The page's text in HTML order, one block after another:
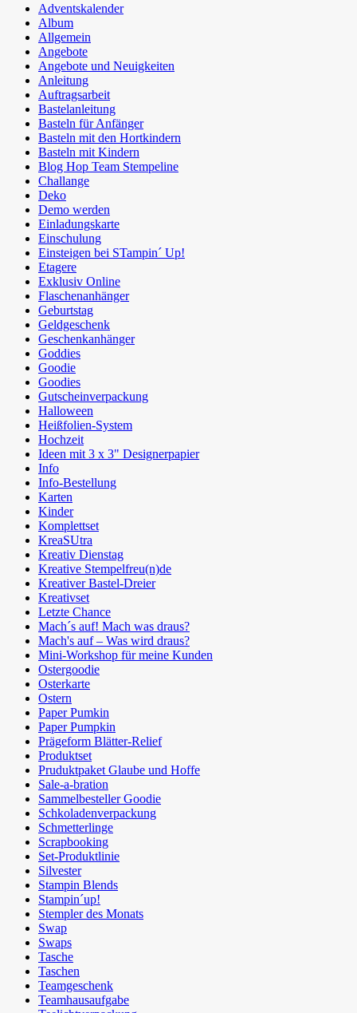
Adventskalender
Album
Allgemein
Angebote
Angebote und Neuigkeiten
Anleitung
Auftragsarbeit
Bastelanleitung
Basteln für Anfänger
Basteln mit den Hortkindern
Basteln mit Kindern
Blog Hop Team Stempeline
Challange
Deko
Demo werden
Einladungskarte
Einschulung
Einsteigen bei STampin´ Up!
Etagere
Exklusiv Online
Flaschenanhänger
Geburtstag
Geldgeschenk
Geschenkanhänger
Goddies
Goodie
Goodies
Gutscheinverpackung
Halloween
Heißfolien-System
Hochzeit
Ideen mit 3 x 3" Designerpapier
Info
Info-Bestellung
Karten
Kinder
Komplettset
KreaSUtra
Kreativ Dienstag
Kreative Stempelfreu(n)de
Kreativer Bastel-Dreier
Kreativset
Letzte Chance
Mach´s auf! Mach was draus?
Mach's auf – Was wird draus?
Mini-Workshop für meine Kunden
Ostergoodie
Osterkarte
Ostern
Paper Pumkin
Paper Pumpkin
Prägeform Blätter-Relief
Produktset
Pruduktpaket Glaube und Hoffe
Sale-a-bration
Sammelbesteller Goodie
Schkoladenverpackung
Schmetterlinge
Scrapbooking
Set-Produktlinie
Silvester
Stampin Blends
Stampin´up!
Stempler des Monats
Swap
Swaps
Tasche
Taschen
Teamgeschenk
Teamhausaufgabe